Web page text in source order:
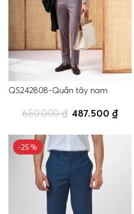
QS242808-Quần tây nam
487.500 ₫
650.000 ₫
-25%
-25%